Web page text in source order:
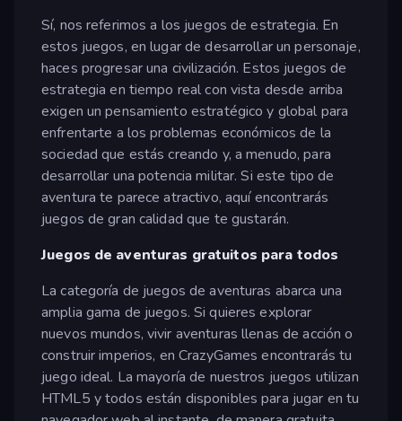
Sí, nos referimos a los juegos de estrategia. En
estos juegos, en lugar de desarrollar un personaje,
haces progresar una civilización. Estos juegos de
estrategia en tiempo real con vista desde arriba
exigen un pensamiento estratégico y global para
enfrentarte a los problemas económicos de la
sociedad que estás creando y, a menudo, para
desarrollar una potencia militar. Si este tipo de
aventura te parece atractivo, aquí encontrarás
juegos de gran calidad que te gustarán.
Juegos de aventuras gratuitos para todos
La categoría de juegos de aventuras abarca una
amplia gama de juegos. Si quieres explorar
nuevos mundos, vivir aventuras llenas de acción o
construir imperios, en CrazyGames encontrarás tu
juego ideal. La mayoría de nuestros juegos utilizan
HTML5 y todos están disponibles para jugar en tu